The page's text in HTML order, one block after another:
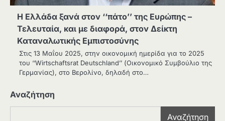
Η Ελλάδα ξανά στον ‘‘πάτο’’ της Ευρώπης –
Τελευταία, και με διαφορά, στον Δείκτη
Καταναλωτικής Εμπιστοσύνης
Στις 13 Μαΐου 2025, στην οικονομική ημερίδα για το 2025
του ‘‘Wirtschaftsrat Deutschland’’ (Οικονομικό Συμβούλιο της
Γερμανίας), στο Βερολίνο, δηλαδή στο…
Αναζήτηση
Αναζήτηση